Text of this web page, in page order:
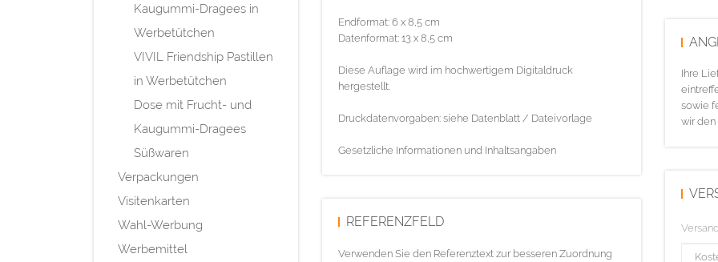
Kaugummi-Dragees in
Werbetütchen
VIVIL Friendship Pastillen
in Werbetütchen
Dose mit Frucht- und
Kaugummi-Dragees
Süßwaren
Verpackungen
Visitenkarten
Wahl-Werbung
Werbemittel
Endformat: 6 x 8,5 cm
Datenformat: 13 x 8,5 cm
Diese Auflage wird im hochwertigem Digitaldruck
hergestellt.
Druckdatenvorgaben: siehe Datenblatt / Dateivorlage
Gesetzliche Informationen und Inhaltsangaben
REFERENZFELD
Verwenden Sie den Referenztext zur besseren Zuordnung
Ihre
sowie
wir den